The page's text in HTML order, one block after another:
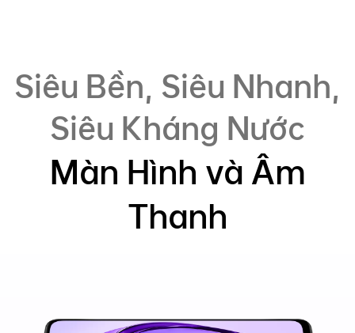
Siêu Bền, Siêu Nhanh,
Siêu Kháng Nước
Màn Hình và Âm
Thanh